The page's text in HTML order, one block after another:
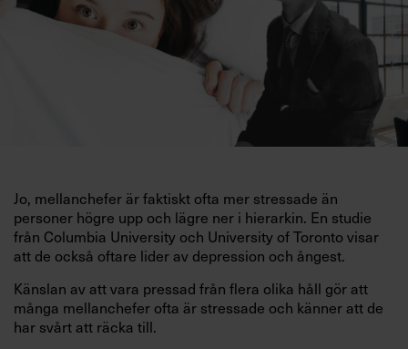
Logga in
Prenumerera
Jo, mellancheferär faktiskt ofta mer stressade än
personer högre upp och lägre ner i hierarkin. En studie
från Columbia University och University of Toronto visar
att de också oftare lider av depression och ångest.
Känslan av att vara pressad från flera olika håll gör att
många mellanchefer ofta är stressade och känner att de
har svårt att räcka till.